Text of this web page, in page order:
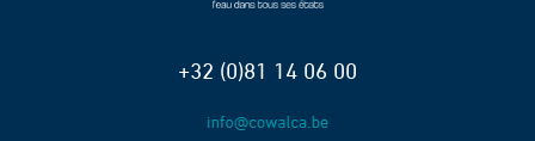
+32 (0)81 14 06 00